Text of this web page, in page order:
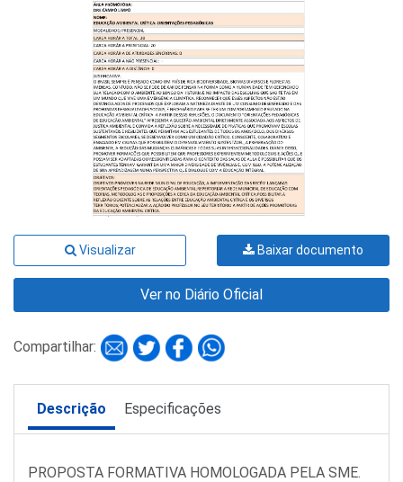
Visualizar Baixar documento
Ver no Diário Oficial
Compartilhar:
Descrição Especificações
PROPOSTA FORMATIVA HOMOLOGADA PELA SME.